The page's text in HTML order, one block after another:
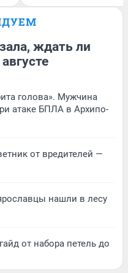
ждать ли
голова». Мужчина
атаке БПЛА в Архипо-
от вредителей —
нашли в лесу
от набора петель до